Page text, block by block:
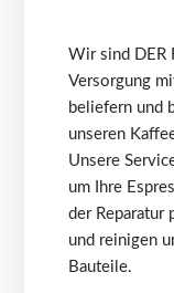
Wir sind DER
Versorgung
beliefern und
unseren
Unsere
um Ihre
der Reparatur
und reinigen
Bauteile.